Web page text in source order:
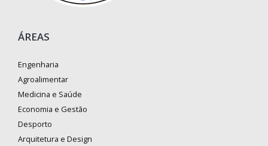
ÁREAS
Engenharia
Agroalimentar
Medicina e Saúde
Economia e Gestão
Desporto
Arquitetura e Design